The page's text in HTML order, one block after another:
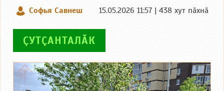
Софья Савнеш 15.05.2026 11:57 | 438 хут пӑхнӑ
ҪУТҪАНТАЛӐК